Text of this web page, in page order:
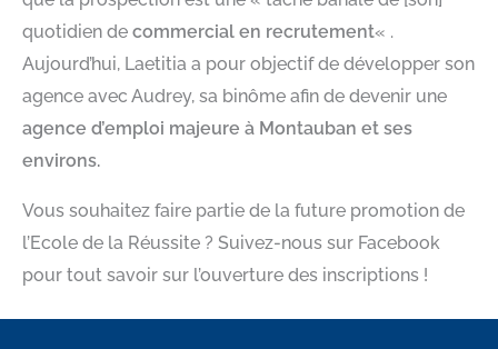
quotidien de commercial en recrutement« .
Aujourd’hui, Laetitia a pour objectif de développer son
agence avec Audrey, sa binôme afin de devenir une
agence d’emploi majeure à Montauban et ses
environs.
Vous souhaitez faire partie de la future promotion de
l’Ecole de la Réussite ? Suivez-nous sur Facebook
pour tout savoir sur l’ouverture des inscriptions !